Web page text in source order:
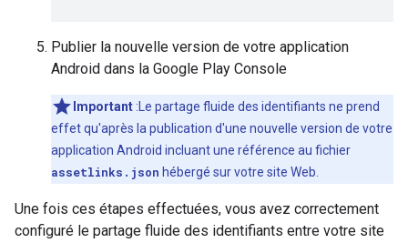
Publier la nouvelle version de votre application
Android dans la Google Play Console
Important :Le partage fluide des identifiants ne prend
effet qu'après la publication d'une nouvelle version de votre
application Android incluant une référence au fichier
assetlinks.json hébergé sur votre site Web.
Une fois ces étapes effectuées, vous avez correctement
configuré le partage fluide des identifiants entre votre site